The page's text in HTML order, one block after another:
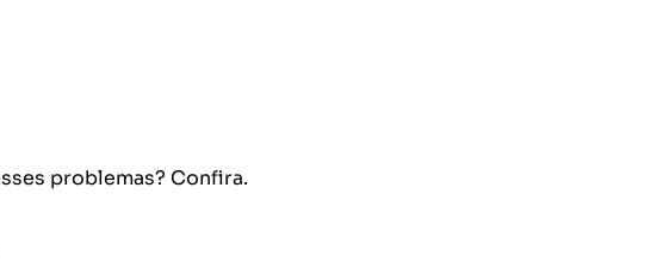
problemas? Confira.